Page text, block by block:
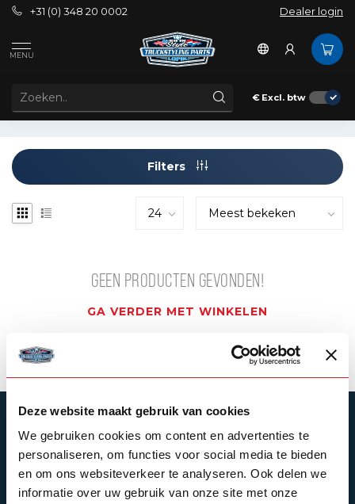
Deze website maakt gebruik van cookies
We gebruiken cookies om content en advertenties te
personaliseren, om functies voor social media te bieden
en om ons websiteverkeer te analyseren. Ook delen we
informatie over uw gebruik van onze site met onze
+31 (0) 348 20 0002 Dealer login
MENU
€ Excl. btw
Tags
PRODUCTEN GETAGD MET BUCKET
Filters
GEEN PRODUCTEN GEVONDEN!
GA VERDER MET WINKELEN
ABONNEER JE OP ONZE NIEUWSBRIEF
Blijf op de hoogte over onze laatste acties